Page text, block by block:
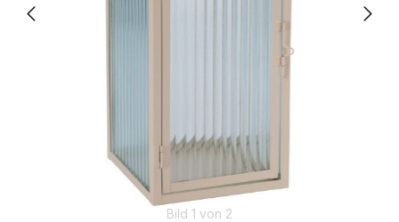
Bild 1 von 2